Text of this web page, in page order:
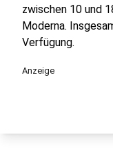
zwischen 10 und
Moderna.
Verfügung.
Anzeige